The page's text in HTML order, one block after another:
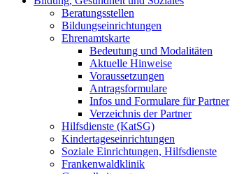
Beratungsstellen
Bildungseinrichtungen
Ehrenamtskarte
Bedeutung und Modalitäten
Aktuelle Hinweise
Voraussetzungen
Antragsformulare
Infos und Formulare für Partner
Verzeichnis der Partner
Hilfsdienste (KatSG)
Kindertageseinrichtungen
Soziale Einrichtungen, Hilfsdienste
Frankenwaldklinik